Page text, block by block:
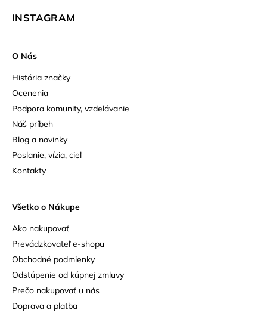
INSTAGRAM
O Nás
História značky
Ocenenia
Podpora komunity, vzdelávanie
Náš príbeh
Blog a novinky
Poslanie, vízia, cieľ
Kontakty
Všetko o Nákupe
Ako nakupovať
Prevádzkovateľ e-shopu
Obchodné podmienky
Odstúpenie od kúpnej zmluvy
Prečo nakupovať u nás
Doprava a platba